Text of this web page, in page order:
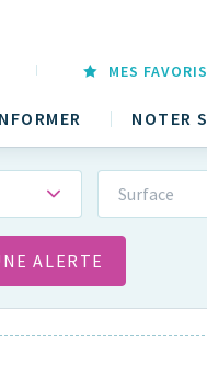
NOTER
MES FAVORIS
Surface
ALERTE